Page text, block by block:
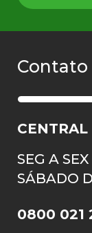
Contato
SEG A
SÁBADO
0800 021